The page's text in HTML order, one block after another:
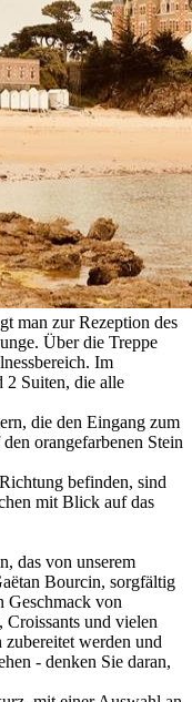
man zur Rezeption des
Über die Treppe
Im
2 Suiten, die alle
die den Eingang zum
orangefarbenen Stein
befinden, sind
mit Blick auf das
das von unserem
Bourcin, sorgfältig
Geschmack von
Croissants und vielen
werden und
- denken Sie daran,